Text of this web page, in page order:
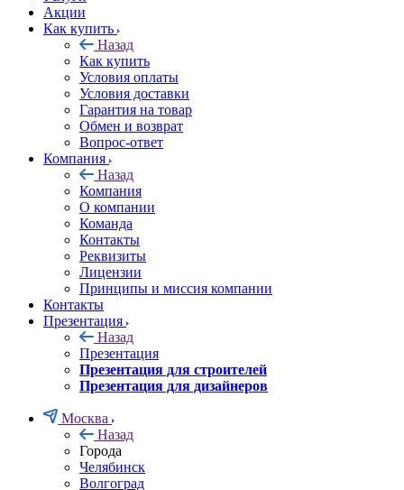
Акции
Как купить
Назад
Как купить
Условия оплаты
Условия доставки
Гарантия на товар
Обмен и возврат
Вопрос-ответ
Компания
Назад
Компания
О компании
Команда
Контакты
Реквизиты
Лицензии
Принципы и миссия компании
Контакты
Презентация
Назад
Презентация
Презентация для строителей
Презентация для дизайнеров
Москва
Назад
Города
Челябинск
Волгоград